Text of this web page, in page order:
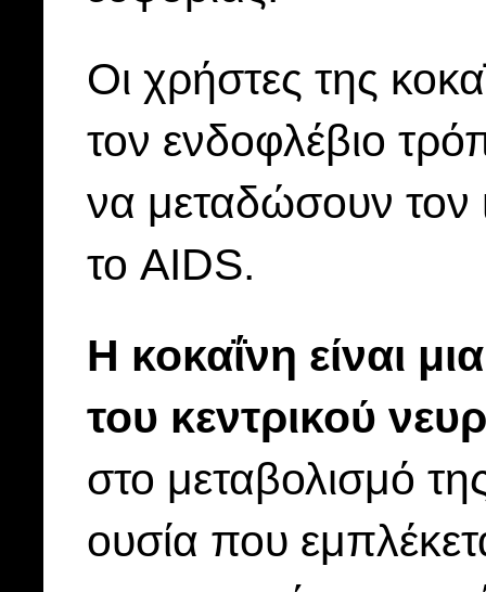
Οι χρήστες της
τον ενδοφλέβιο
να μεταδώσουν
το AIDS.
Η κοκαΐνη είναι
του κεντρικού
στο μεταβολισμό
ουσία που